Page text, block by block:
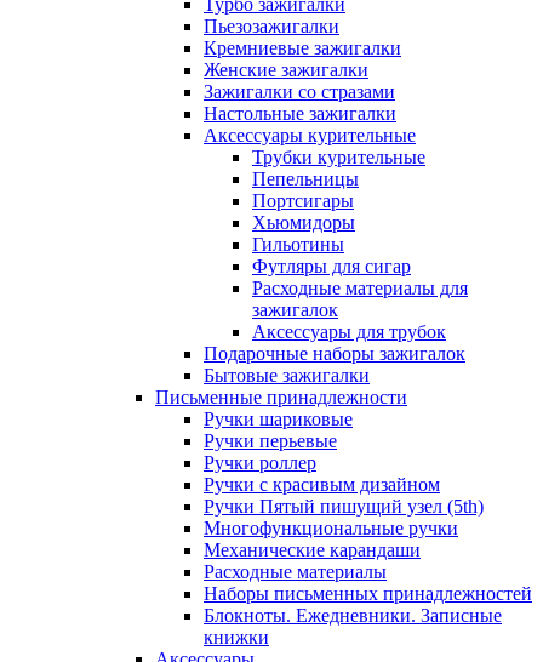
Турбо зажигалки
Пьезозажигалки
Кремниевые зажигалки
Женские зажигалки
Зажигалки со стразами
Настольные зажигалки
Аксессуары курительные
Трубки курительные
Пепельницы
Портсигары
Хьюмидоры
Гильотины
Футляры для сигар
Расходные материалы для
зажигалок
Аксессуары для трубок
Подарочные наборы зажигалок
Бытовые зажигалки
Письменные принадлежности
Ручки шариковые
Ручки перьевые
Ручки роллер
Ручки с красивым дизайном
Ручки Пятый пишущий узел (5th)
Многофункциональные ручки
Механические карандаши
Расходные материалы
Наборы письменных принадлежностей
Блокноты. Ежедневники. Записные
книжки